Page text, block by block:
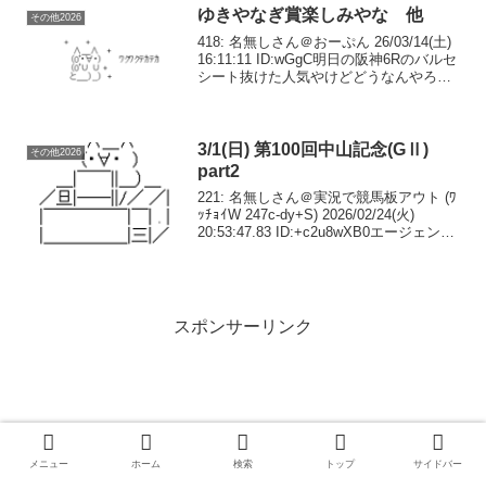
ンシー...
その他2026 ゆきやなぎ賞楽しみやな 他
418: 名無しさん＠おーぷん 26/03/14(土)
16:11:11 ID:wGgC明日の阪神6Rのバルセ
シート抜けた人気やけどどうなんやろマ
その他2026
3/1(日) 第100回中山記念(GⅡ)
part2
221: 名無しさん＠実況で競馬板アウト (ﾜ
ｯﾁｮｲW 247c-dy+S) 2026/02/24(火)
20:53:47.83 ID:+c2u8wXB0エージェント
スポンサーリンク
メニュー ホーム 検索 トップ サイドバー